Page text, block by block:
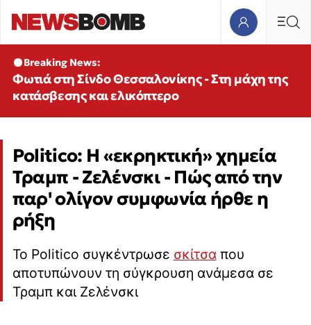
Breaking News:
Φωτιά στη Σίνδο Θεσσαλονίκης - Στη μάχη της
κατάσβεσης και ελικόπτερο
Politico: Η «εκρηκτική» χημεία
Τραμπ - Ζελένσκι - Πώς από την
παρ' ολίγον συμφωνία ήρθε η
ρήξη
Το Politico συγκέντρωσε σκίτσαπου
αποτυπώνουν τη σύγκρουση ανάμεσα σε
Τραμπ και Ζελένσκι